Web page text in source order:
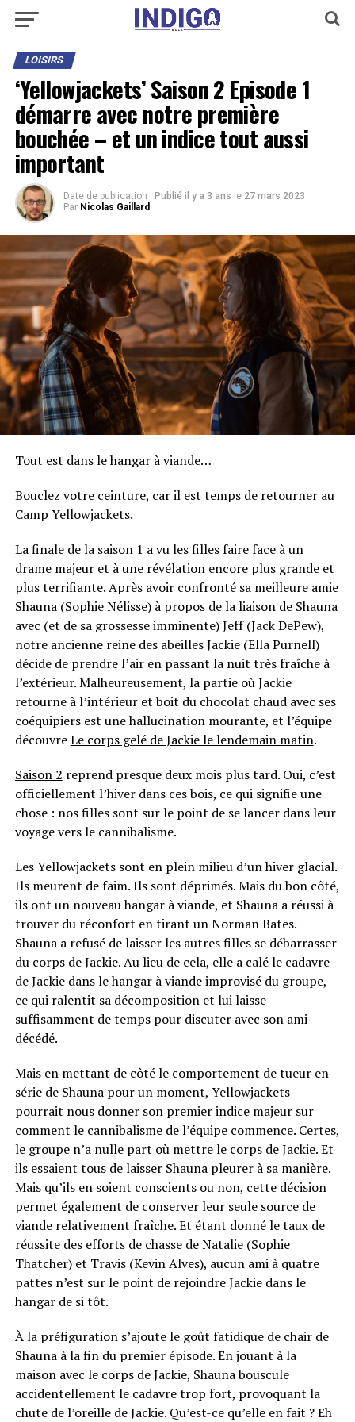
LOISIRS
‘Yellowjackets’ Saison 2 Episode 1
démarre avec notre première
bouchée – et un indice tout aussi
important
Date de publication : Publié il y a 3 ans le 27 mars 2023
Par Nicolas Gaillard
Tout est dans le hangar à viande…
Bouclez votre ceinture, car il est temps de retourner au
Camp Yellowjackets.
La finale de la saison 1 a vu les filles faire face à un
drame majeur et à une révélation encore plus grande et
plus terrifiante. Après avoir confronté sa meilleure amie
Shauna (Sophie Nélisse) à propos de la liaison de Shauna
avec (et de sa grossesse imminente) Jeff (Jack DePew),
notre ancienne reine des abeilles Jackie (Ella Purnell)
décide de prendre l’air en passant la nuit très fraîche à
l’extérieur. Malheureusement, la partie où Jackie
retourne à l’intérieur et boit du chocolat chaud avec ses
coéquipiers est une hallucination mourante, et l’équipe
découvreLe corps gelé de Jackie le lendemain matin.
Saison 2 reprend presque deux mois plus tard. Oui, c’est
officiellement l’hiver dans ces bois, ce qui signifie une
chose : nos filles sont sur le point de se lancer dans leur
voyage vers le cannibalisme.
Les Yellowjackets sont en plein milieu d’un hiver glacial.
Ils meurent de faim. Ils sont déprimés. Mais du bon côté,
ils ont un nouveau hangar à viande, et Shauna a réussi à
trouver du réconfort en tirant un Norman Bates.
Shauna a refusé de laisser les autres filles se débarrasser
du corps de Jackie. Au lieu de cela, elle a calé le cadavre
de Jackie dans le hangar à viande improvisé du groupe,
ce qui ralentit sa décomposition et lui laisse
suffisamment de temps pour discuter avec son ami
décédé.
Mais en mettant de côté le comportement de tueur en
série de Shauna pour un moment, Yellowjackets
pourrait nous donner son premier indice majeur sur
comment le cannibalisme de l’équipe commence. Certes,
le groupe n’a nulle part où mettre le corps de Jackie. Et
ils essaient tous de laisser Shauna pleurer à sa manière.
Mais qu’ils en soient conscients ou non, cette décision
permet également de conserver leur seule source de
viande relativement fraîche. Et étant donné le taux de
réussite des efforts de chasse de Natalie (Sophie
Thatcher) et Travis (Kevin Alves), aucun ami à quatre
pattes n’est sur le point de rejoindre Jackie dans le
hangar de si tôt.
À la préfiguration s’ajoute le goût fatidique de chair de
Shauna à la fin du premier épisode. En jouant à la
maison avec le corps de Jackie, Shauna bouscule
accidentellement le cadavre trop fort, provoquant la
chute de l’oreille de Jackie. Qu’est-ce qu’elle en fait ? Eh